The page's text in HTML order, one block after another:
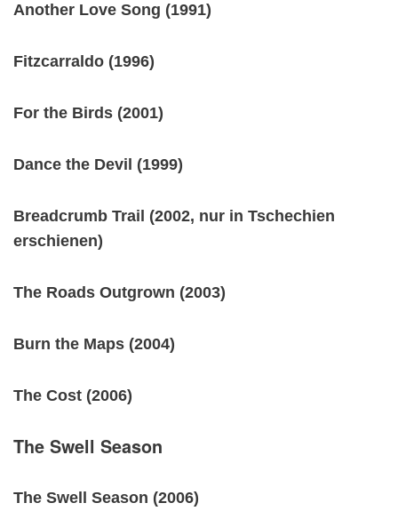
Another Love Song (1991)
Fitzcarraldo (1996)
For the Birds (2001)
Dance the Devil (1999)
Breadcrumb Trail (2002, nur in Tschechien
erschienen)
The Roads Outgrown (2003)
Burn the Maps (2004)
The Cost (2006)
The Swell Season
The Swell Season (2006)